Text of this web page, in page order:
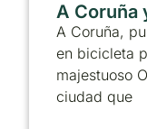
A Coruña
A Coruña,
en bicicleta
majestuoso
ciudad que